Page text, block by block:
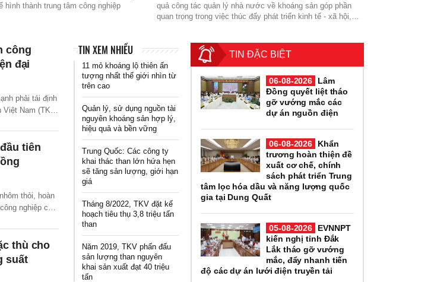
hình thành trung tâm công nghiệp
quả công tác quản lý nhà nước về khoáng sản góp phần
quan trọng trong việc thúc đẩy phát triển kinh tế - xã hội,
công
đại
phải tái định
Nam (TKV)
tiên
thỏi, hoàn
nghiệp chế
thù cho
suất
TIN XEM NHIỀU
11 mỏ khoáng lộ thiên ấn
tượng nhất thế giới nhìn từ
trên cao
Quản lý, sử dụng nguồn tài
nguyên khoáng sản hợp lý,
hiệu quả và bền vững
Trung Quốc: Các công ty
khai thác than lớn hứa hẹn
sẽ tăng sản lượng, giới hạn
giá
Tháng 8/2022, TKV đặt kế
hoạch tiêu thụ 3,8 triệu tấn
than
Năm 2019, TKV phấn đấu
sản lượng than nguyên
khai sản xuất đạt 40 triệu
tấn
TIN ĐẶC BIỆT
06-08-2026
Lâm
Đồng quyết liệt tháo
gỡ vướng mắc các
dự án nguồn điện
06-08-2026
Khẩn
trương hoàn thiện đề
xuất cơ chế, chính
sách phát triển Trung
tâm lọc hóa dầu và năng lượng quốc
gia tại Dung Quất
05-08-2026
EVNNPT
kiến nghị tỉnh Đắk
Lắk tháo gỡ vướng
mắc, đẩy nhanh tiến
độ các dự án lưới điện truyền tải